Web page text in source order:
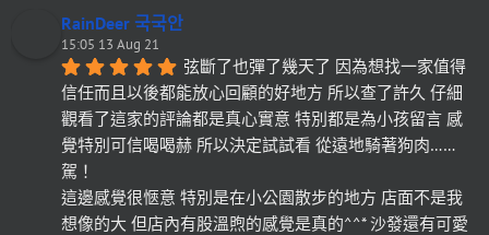
RainDeer 국국안
15:05 13 Aug 21
弦斷了也彈了幾天了 因為想找一家值得
信任而且以後都能放心回顧的好地方 所以查了許久 仔細
觀看了這家的評論都是真心實意 特別都是為小孩留言 感
覺特別可信喝喝赫 所以決定試試看 從遠地騎著狗肉……
駕！
這邊感覺很愜意 特別是在小公園散步的地方 店面不是我
想像的大 但店內有股溫煦的感覺是真的^^* 沙發還有可愛